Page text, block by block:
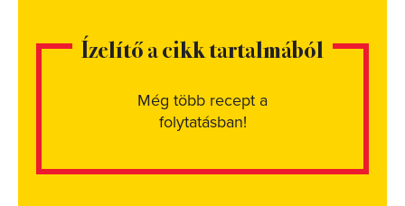
Ízelítő a cikk tartalmából
Még több recept a
folytatásban!